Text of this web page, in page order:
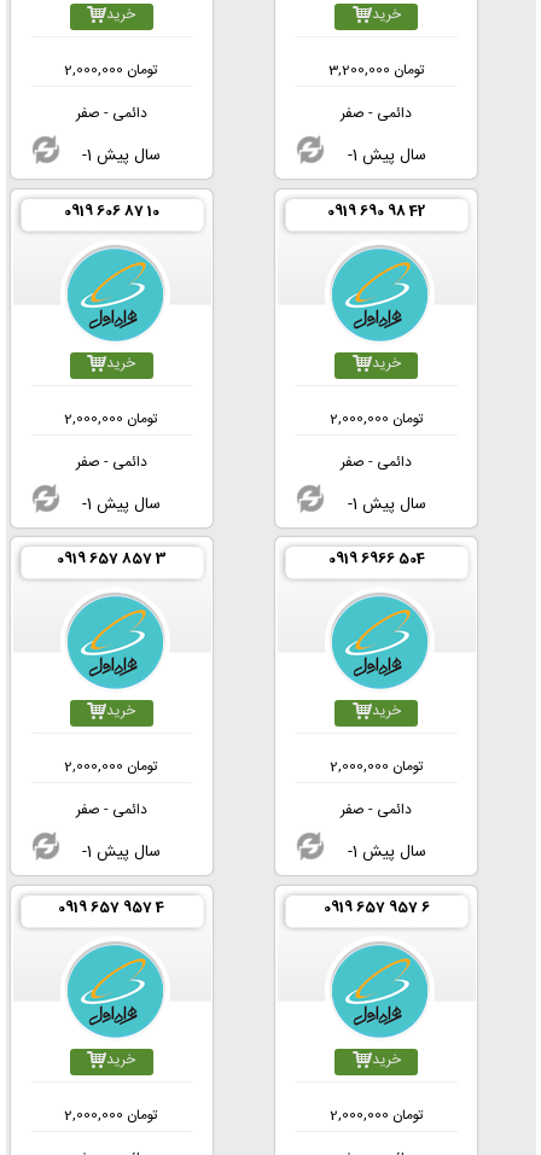
خرید
3,200,000 تومان
دائمی - صفر
-1 سال پیش
خرید
2,000,000 تومان
دائمی - صفر
-1 سال پیش
0919 690 98 42
خرید
2,000,000 تومان
دائمی - صفر
-1 سال پیش
0919 606 87 10
خرید
2,000,000 تومان
دائمی - صفر
-1 سال پیش
0919 6966 504
خرید
2,000,000 تومان
دائمی - صفر
-1 سال پیش
0919 657 857 3
خرید
2,000,000 تومان
دائمی - صفر
-1 سال پیش
0919 657 957 6
خرید
2,000,000 تومان
0919 657 957 4
خرید
2,000,000 تومان